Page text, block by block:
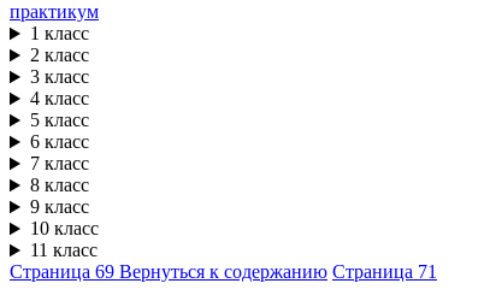
практикум
1 класс
2 класс
3 класс
4 класс
5 класс
6 класс
7 класс
8 класс
9 класс
10 класс
11 класс
Страница 69 Вернуться к содержанию Страница 71